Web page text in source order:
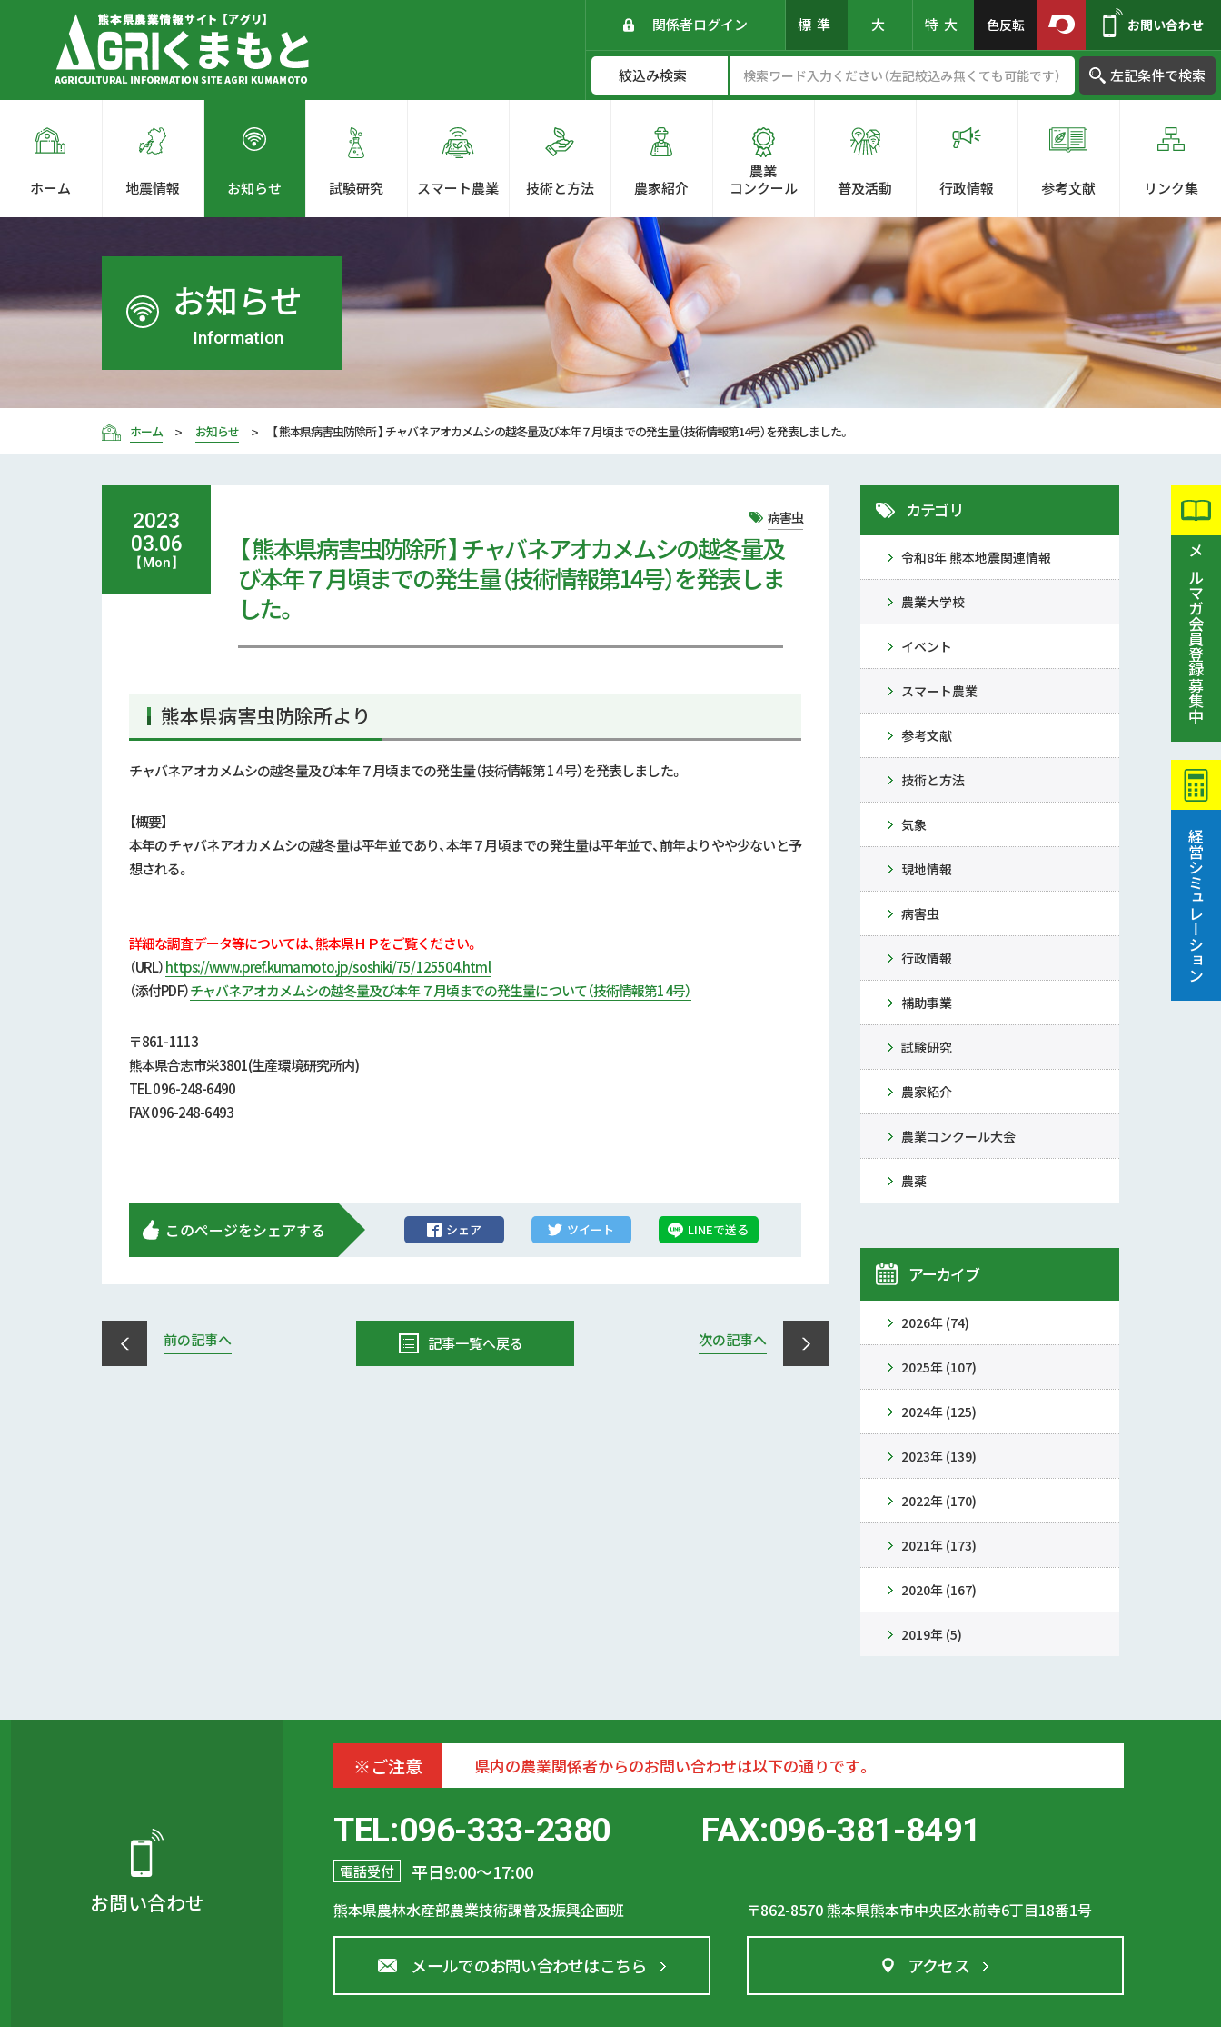
関係者ログイン 標準 大 特大 色反転 お問い合わせ
左記条件で検索
ホーム 地震情報 お知らせ 試験研究 スマート農業 技術と方法 農家紹介
農業
コンクール
普及活動 行政情報 参考文献 リンク集
お知らせ
Information
ホーム お知らせ 【 熊本県病害虫防除所 】 チャバネアオカメムシの越冬量及び本年７月頃までの発生量（技術情報第14号）を発表しました。
メルマガ会員登録募集中
経営シミュレーション
2023
03.06
【Mon】
【 熊本県病害虫防除所 】 チャバネアオカメムシの越冬量及
び本年７月頃までの発生量（技術情報第14号）を発表しま
した。
熊本県病害虫防除所より
チャバネアオカメムシの越冬量及び本年７月頃までの発生量（技術情報第 14 号）を発表しました。
【概要】
本年のチャバネアオカメムシの越冬量は平年並であり、本年７月頃までの発生量は平年並で、前年よりやや少ないと予
想される。
詳細な調査データ等については、熊本県ＨＰをご覧ください。
（URL）https://www.pref.kumamoto.jp/soshiki/75/125504.html
（添付PDF）チャバネアオカメムシの越冬量及び本年７月頃までの発生量について（技術情報第14号）
〒861-1113
熊本県合志市栄3801(生産環境研究所内)
TEL 096-248-6490
FAX 096-248-6493
このページをシェアする シェア ツイート LINEで送る
病害虫
前の記事へ 次の記事へ
記事一覧へ戻る
カテゴリ
令和8年 熊本地震関連情報
農業大学校
イベント
スマート農業
参考文献
技術と方法
気象
現地情報
病害虫
行政情報
補助事業
試験研究
農家紹介
農業コンクール大会
農薬
アーカイブ
2026年 (74)
2025年 (107)
2024年 (125)
2023年 (139)
2022年 (170)
2021年 (173)
2020年 (167)
2019年 (5)
お問い合わせ
※ご注意 県内の農業関係者からのお問い合わせは以下の通りです。
TEL:096-333-2380
電話受付 平日9:00〜17:00
FAX:096-381-8491
熊本県農林水産部農業技術課普及振興企画班 〒862-8570熊本県熊本市中央区水前寺6丁目18番1号
メールでのお問い合わせはこちら アクセス